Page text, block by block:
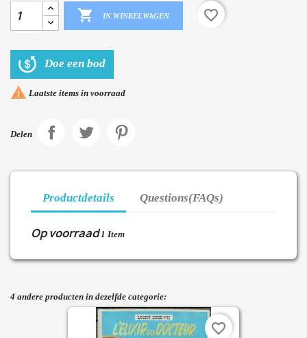
 IN WINKELWAGEN favorite_border
Doe een bod
 Laatste items in voorraad
Delen
Productdetails Questions(FAQs)
Op voorraad 1 Item
4 andere producten in dezelfde categorie:
favorite_border